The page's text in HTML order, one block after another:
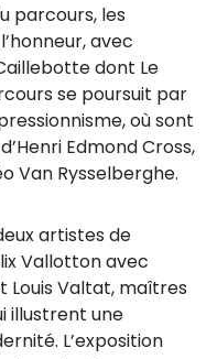
parcours, les
avec
dont Le
se poursuit par
où sont
Edmond Cross,
Van Rysselberghe.
artistes de
Vallotton avec
Louis Valtat, maîtres
illustrent une
L’exposition